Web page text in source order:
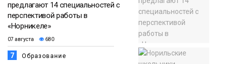
предлагают 14 специальностей с
перспективой работы в
«Норникеле»
07 августа 680
7 Образование